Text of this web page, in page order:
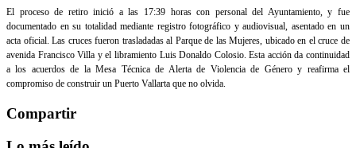
El proceso de retiro inició a las 17:39 horas con personal del Ayuntamiento, y fue
documentado en su totalidad mediante registro fotográfico y audiovisual, asentado en un
acta oficial. Las cruces fueron trasladadas al Parque de las Mujeres, ubicado en el cruce de
avenida Francisco Villa y el libramiento Luis Donaldo Colosio. Esta acción da continuidad
a los acuerdos de la Mesa Técnica de Alerta de Violencia de Género y reafirma el
compromiso de construir un Puerto Vallarta que no olvida.
Compartir